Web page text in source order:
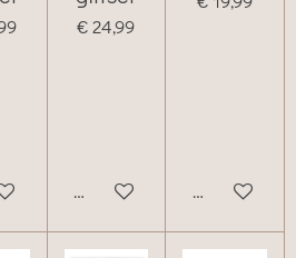
€ 24,99
Bekijk details Bekijk details